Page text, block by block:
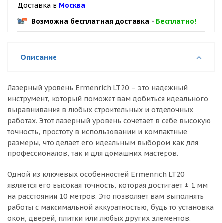
Доставка в Москва
Возможна бесплатная доставка - Бесплатно!
Описание
Лазерный уровень Ermenrich LT20 – это надежный
инструмент, который поможет вам добиться идеального
выравнивания в любых строительных и отделочных
работах. Этот лазерный уровень сочетает в себе высокую
точность, простоту в использовании и компактные
размеры, что делает его идеальным выбором как для
профессионалов, так и для домашних мастеров.
Одной из ключевых особенностей Ermenrich LT20
является его высокая точность, которая достигает ± 1 мм
на расстоянии 10 метров. Это позволяет вам выполнять
работы с максимальной аккуратностью, будь то установка
окон, дверей, плитки или любых других элементов.